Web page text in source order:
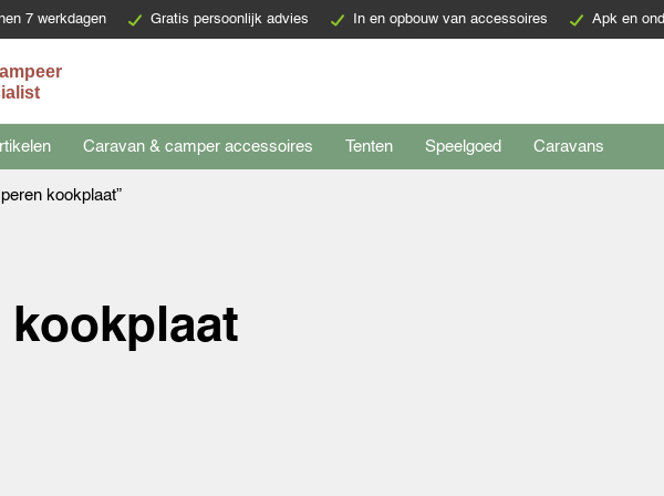
7 werkdagen Gratis persoonlijk advies In en opbouw van accessoires Apk en
Caravan & camper accessoires Tenten Speelgoed Caravans
kookplaat”
kookplaat